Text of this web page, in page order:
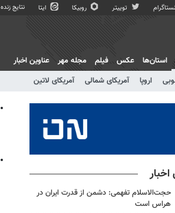
توییتر روبیکا ایتا نتایج زنده
اروپا آمریکای شمالی آمریکای لاتین
استان‌ها عکس فیلم مجله مهر عناوین اخبار
اخبار
حجت‌الاسلام تفهمی: دشمن از قدرت ایران در
هراس است